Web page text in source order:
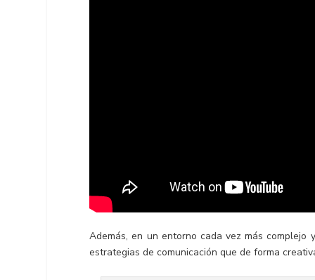
Además, en un entorno cada vez más
estrategias de comunicación que de forma